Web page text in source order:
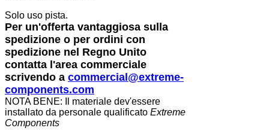
Solo uso pista.
Per un'offerta vantaggiosa sulla
spedizione o per ordini con
spedizione nel Regno Unito
contatta l'area commerciale
scrivendo a commercial@extreme-
components.com
NOTA BENE: Il materiale dev'essere
installato da personale qualificato Extreme
Components